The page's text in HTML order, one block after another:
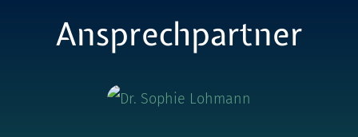
Ansprechpartner